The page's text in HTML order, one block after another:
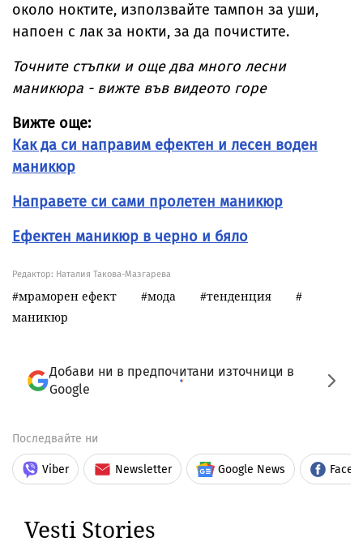
около ноктите, използвайте тампон за уши,
напоен с лак за нокти, за да почистите.
Точните стъпки и още два много лесни
маникюра - вижте във видеото горе
Вижте още:
Как да си направим ефектен и лесен воден
маникюр
Направете си сами пролетен маникюр
Ефектен маникюр в черно и бяло
Редактор: Наталия Такова-Мазгарева
мраморен ефект мода
тенденция
маникюр
Добави ни в предпочитани източници в
Google
Последвайте ни
Viber Newsletter Google News
Vesti Stories